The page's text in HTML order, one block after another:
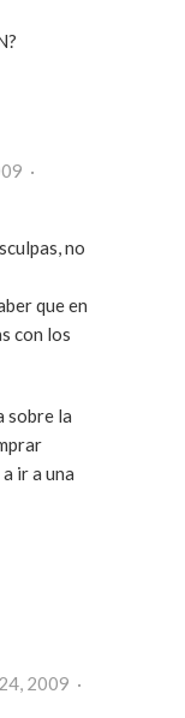
Marcos en marzo 24, 2009 ·
no
que en
con los
sobre la
ir a una
en marzo 24, 2009 ·